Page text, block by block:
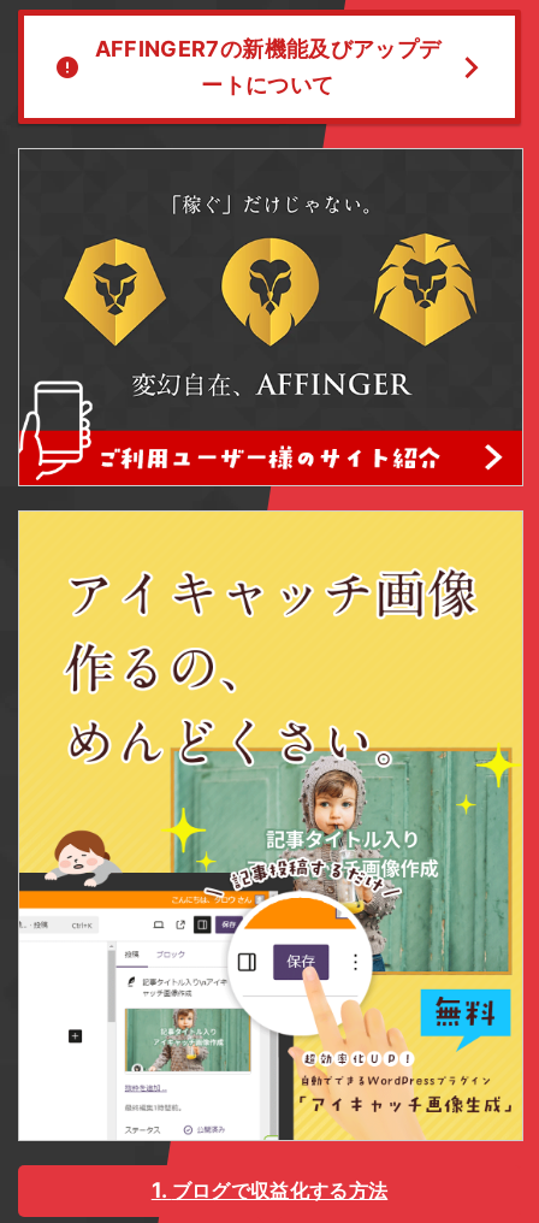
AFFINGER7の新機能及びアップデ
ートについて
ブログで収益化する方法